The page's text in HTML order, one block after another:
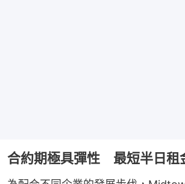
合約期極具彈性 最短半日租